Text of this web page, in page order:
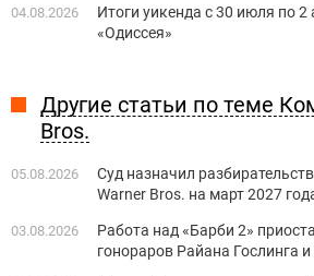
04.08.2026
Итоги уикенда с 30 июля по 2
«Одиссея»
Другие статьи по теме
Bros.
05.08.2026
Суд назначил
Warner Bros. на март 2027
03.08.2026
Работа над «Барби 2»
гонораров Райана Гослинга